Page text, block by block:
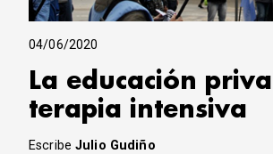
04/06/2020
La educación
terapia intensiva
EscribeJulio Gudiño